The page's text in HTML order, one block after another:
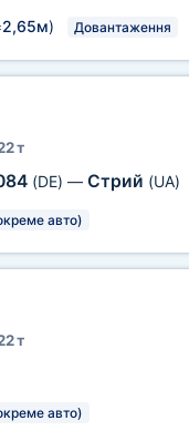
2,65м) Довантаження
т
(DE) — Стрий (UA)
авто)
т
авто)